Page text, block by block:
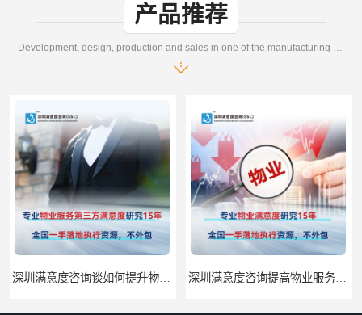
产品推荐
Development, design, production and sales in one of the manufacturing enterprises